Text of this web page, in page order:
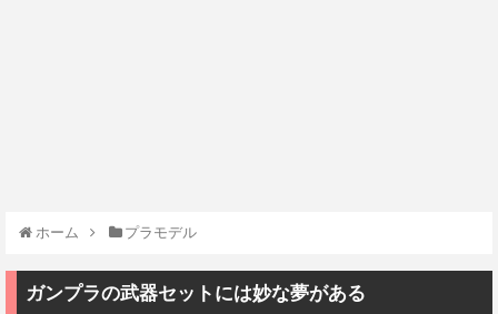
ホーム プラモデル
ガンプラの武器セットには妙な夢がある